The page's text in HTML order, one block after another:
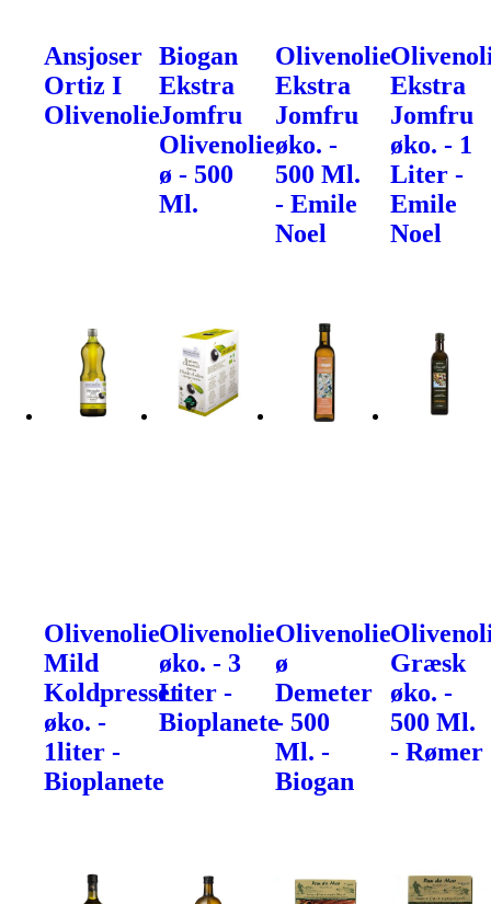
Ansjoser
Ortiz I
Olivenolie
Biogan
Ekstra
Jomfru
Olivenolie
ø - 500
Ml.
Olivenolie
Ekstra
Jomfru
øko. -
500 Ml.
- Emile
Noel
Ekstra
Jomfru
øko. - 1
Liter -
Emile
Noel
Olivenolie
Mild
Koldpresset
øko. -
1liter -
Bioplanete
Olivenolie
øko. - 3
Liter -
Bioplanete
Olivenolie
ø
Demeter
- 500
Ml. -
Biogan
Græsk
øko. -
500 Ml.
- Rømer